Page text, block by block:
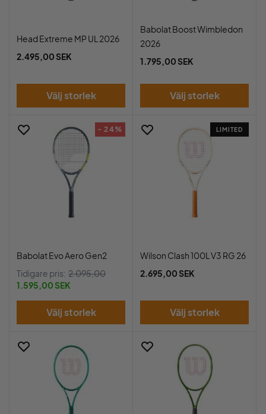
Head Extreme MP UL 2026
2.495,00 SEK
Välj storlek
Babolat Boost Wimbledon
2026
1.795,00 SEK
Välj storlek
- 24%
Babolat Evo Aero Gen2
Tidigare pris: 2.095,00
1.595,00 SEK
Välj storlek
LIMITED
Wilson Clash 100L V3 RG 26
2.695,00 SEK
Välj storlek